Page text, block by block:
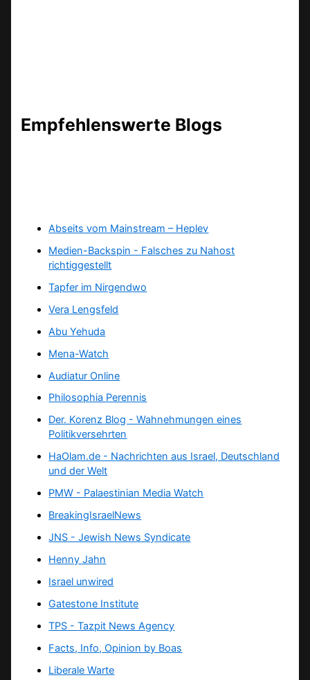
Empfehlenswerte Blogs
Abseits vom Mainstream – Heplev
Medien-Backspin - Falsches zu Nahost
richtiggestellt
Tapfer im Nirgendwo
Vera Lengsfeld
Abu Yehuda
Mena-Watch
Audiatur Online
Philosophia Perennis
Der. Korenz Blog - Wahnehmungen eines
Politikversehrten
HaOlam.de - Nachrichten aus Israel, Deutschland
und der Welt
PMW - Palaestinian Media Watch
BreakingIsraelNews
JNS - Jewish News Syndicate
Henny Jahn
Israel unwired
Gatestone Institute
TPS -Tazpit News Agency
Facts, Info, Opinion by Boas
Liberale Warte